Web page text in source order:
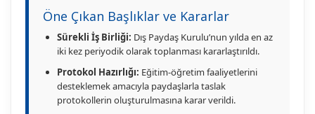
Öne Çıkan Başlıklar ve Kararlar
Sürekli İş Birliği: Dış Paydaş Kurulu’nun yılda en az
iki kez periyodik olarak toplanması kararlaştırıldı.
Protokol Hazırlığı: Eğitim-öğretim faaliyetlerini
desteklemek amacıyla paydaşlarla taslak
protokollerin oluşturulmasına karar verildi.